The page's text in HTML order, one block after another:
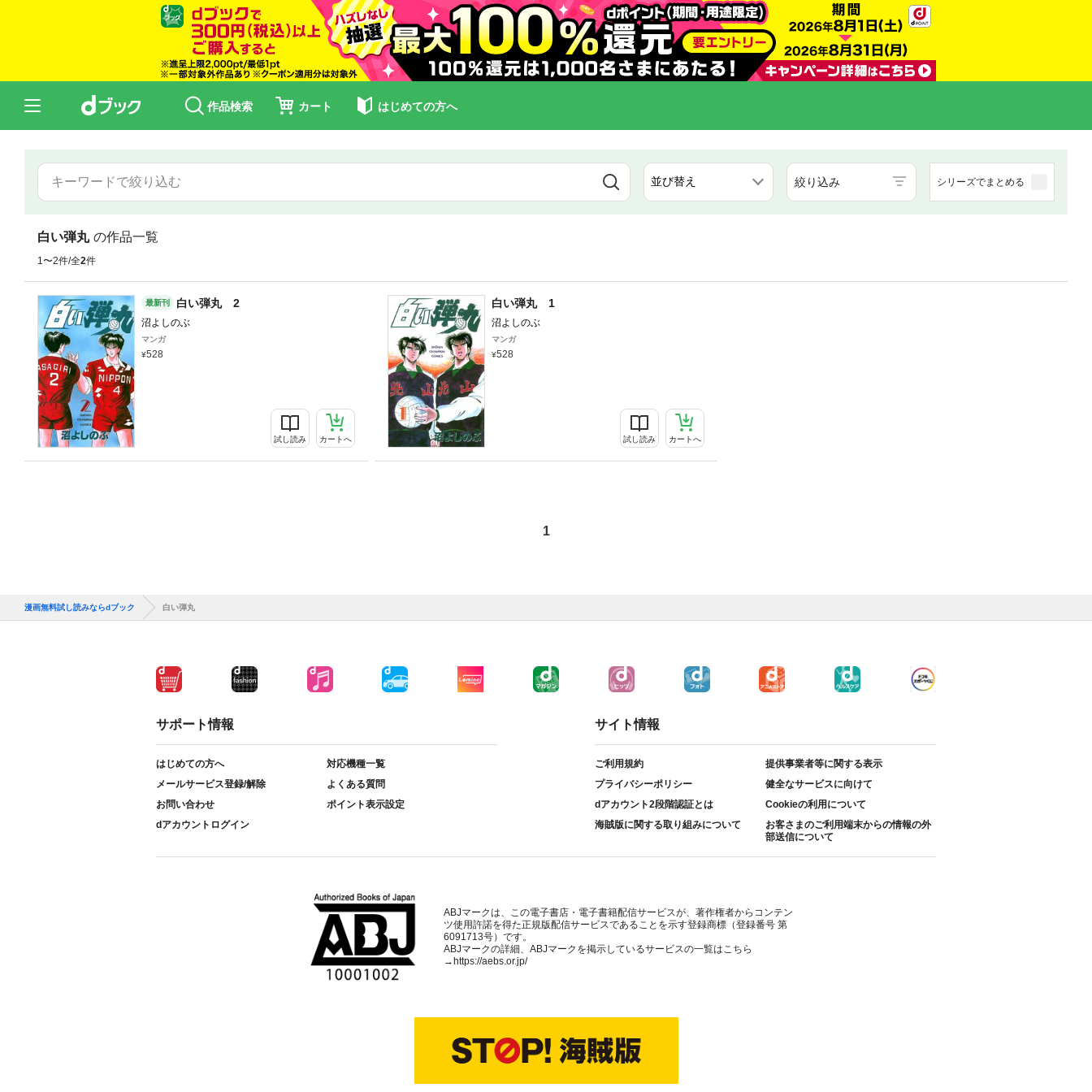
作品検索 カート はじめての方へ
絞り込み シリーズでまとめる
白い弾丸 の作品一覧
1〜2件/全2件
最新刊 白い弾丸 2
沼よしのぶ
マンガ
528
試し読み カートへ
白い弾丸 1
沼よしのぶ
マンガ
528
試し読み カートへ
1
漫画無料試し読みならdブック 白い弾丸
サポート情報
はじめての方へ
対応機種一覧
メールサービス登録/解除
よくある質問
お問い合わせ
ポイント表示設定
dアカウントログイン
サイト情報
ご利用規約
提供事業者等に関する表示
プライバシーポリシー
健全なサービスに向けて
dアカウント2段階認証とは
Cookieの利用について
海賊版に関する取り組みについて
お客さまのご利用端末からの情報の外
部送信について
ABJマークは、この電子書店・電子書籍配信サービスが、著作権者からコンテン
ツ使用許諾を得た正規版配信サービスであることを示す登録商標（登録番号 第
6091713号）です。
ABJマークの詳細、ABJマークを掲示しているサービスの一覧はこちら
→ https://aebs.or.jp/